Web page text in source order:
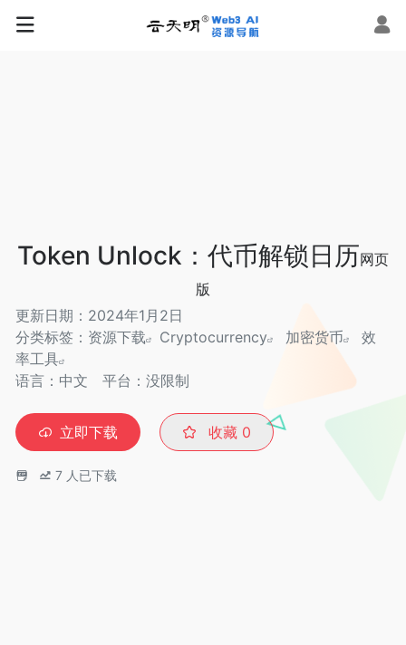
Token Unlock：代币解锁日历网页
版
更新日期：2024年1月2日
分类标签： 资源下载 Cryptocurrency 加密货币
效
率工具
语言：中文
平台：没限制
立即下载 收藏 0
7 人已下载